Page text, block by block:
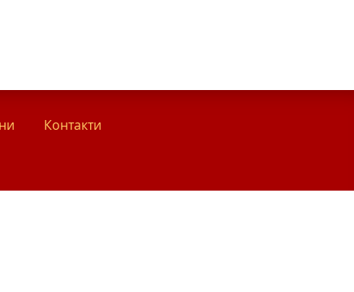
Контакти